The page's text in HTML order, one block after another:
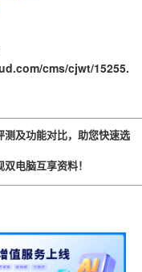
cms/cjwt/15255.
及功能对比，助您快速选
电脑互享资料！